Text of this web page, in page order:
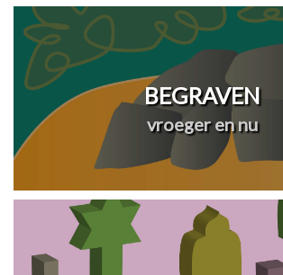
BEGRAVEN
vroeger en nu